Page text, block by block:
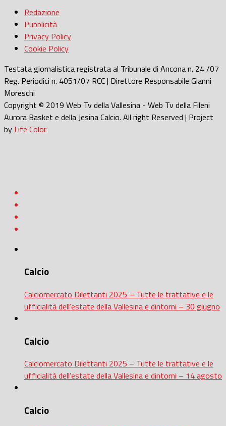
Redazione
Pubblicità
Privacy Policy
Cookie Policy
Testata giornalistica registrata al Tribunale di Ancona n. 24 /07
Reg. Periodici n. 4051/07 RCC | Direttore Responsabile Gianni
Moreschi
Copyright © 2019 Web Tv della Vallesina - Web Tv della Fileni
Aurora Basket e della Jesina Calcio. All right Reserved | Project
by Life Color
Calcio
Calciomercato Dilettanti 2025 – Tutte le trattative e le
ufficialità dell’estate della Vallesina e dintorni – 30 giugno
Calcio
Calciomercato Dilettanti 2025 – Tutte le trattative e le
ufficialità dell’estate della Vallesina e dintorni – 14 agosto
Calcio